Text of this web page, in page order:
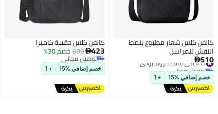
كالفن كلاين شعار مطبوع بنمط
النقش للمراسل
510#13 في شنط كروسبودي
توصيل مجاني
#13 في شنط كروسبودي
خصم إضافي %15 + 1
كالفن كلاين حقيبة كاميرا
423
609خصم 30%
توصيل مجاني
توصيل مجاني
خصم إضافي %15 + 1